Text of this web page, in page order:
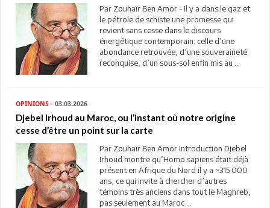
Par Zouhaïr Ben Amor - Il y a dans le gaz et
le pétrole de schiste une promesse qui
revient sans cesse dans le discours
énergétique contemporain: celle d’une
abondance retrouvée, d’une souveraineté
reconquise, d’un sous-sol enfin mis au ...
OPINIONS - 03.03.2026
Djebel Irhoud au Maroc, ou l’instant où notre origine
cesse d’être un point sur la carte
Par Zouhaïr Ben Amor Introduction Djebel
Irhoud montre qu’Homo sapiens était déjà
présent en Afrique du Nord il y a ~315 000
ans, ce qui invite à chercher d’autres
témoins très anciens dans tout le Maghreb,
pas seulement au Maroc ...